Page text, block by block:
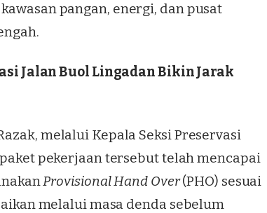
pangan, energi, dan pusat
Jalan Buol Lingadan Bikin Jarak
melalui Kepala Seksi Preservasi
pekerjaan tersebut telah mencapai
Provisional Hand Over(PHO) sesuai
melalui masa denda sebelum